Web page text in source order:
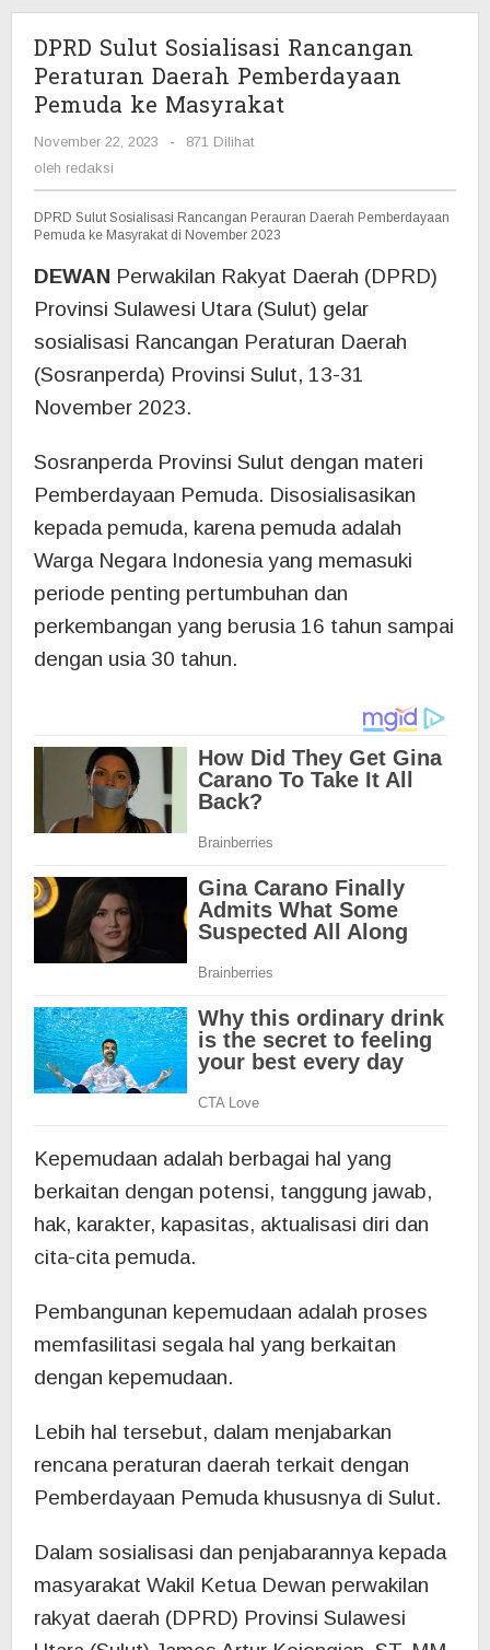
ke
DPRD Sulut Sosialisasi Rancangan
Peraturan Daerah Pemberdayaan
Pemuda ke Masyrakat
November 22, 2023
oleh
-
871 Dilihat
oleh redaksi
DPRD Sulut Sosialisasi Rancangan Perauran Daerah Pemberdayaan
Pemuda ke Masyrakat di November 2023
DEWAN Perwakilan Rakyat Daerah (DPRD)
Provinsi Sulawesi Utara (Sulut) gelar
sosialisasi Rancangan Peraturan Daerah
(Sosranperda) Provinsi Sulut, 13-31
November 2023.
Sosranperda Provinsi Sulut dengan materi
Pemberdayaan Pemuda. Disosialisasikan
kepada pemuda, karena pemuda adalah
Warga Negara Indonesia yang memasuki
periode penting pertumbuhan dan
perkembangan yang berusia 16 tahun sampai
dengan usia 30 tahun.
Kepemudaan adalah berbagai hal yang
berkaitan dengan potensi, tanggung jawab,
hak, karakter, kapasitas, aktualisasi diri dan
cita-cita pemuda.
Pembangunan kepemudaan adalah proses
memfasilitasi segala hal yang berkaitan
dengan kepemudaan.
Lebih hal tersebut, dalam menjabarkan
rencana peraturan daerah terkait dengan
Pemberdayaan Pemuda khususnya di Sulut.
Dalam sosialisasi dan penjabarannya kepada
masyarakat Wakil Ketua Dewan perwakilan
rakyat daerah (DPRD) Provinsi Sulawesi